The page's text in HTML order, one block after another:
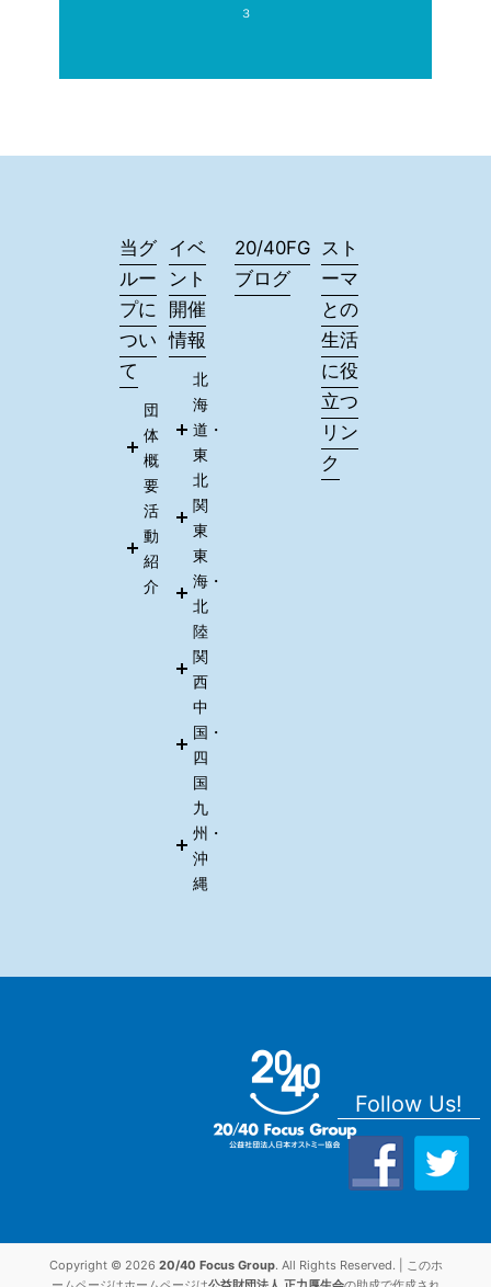
３
当グ
ルー
プに
つい
て
団
体
概
要
活
動
紹
介
イベ
ント
開催
情報
北
海
道・
東
北
関
東
東
海・
北
陸
関
西
中
国・
四
国
九
州・
沖
縄
20/40FG
ブログ
スト
ーマ
との
生活
に役
立つ
リン
ク
Follow Us!
Copyright © 2026 20/40 Focus Group. All Rights Reserved. | このホ